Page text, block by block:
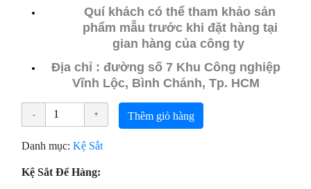
Quí khách có thể tham khảo sản
phẩm mẫu trước khi đặt hàng tại
gian hàng của công ty
Địa chỉ : đường số 7 Khu Công nghiệp
Vĩnh Lộc, Bình Chánh, Tp. HCM
Thêm giỏ hàng
Danh mục:Kệ Sắt
Kệ Sắt Để Hàng: